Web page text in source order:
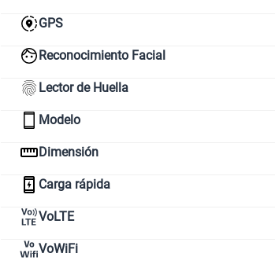
GPS
Reconocimiento Facial
Lector de Huella
Modelo
Dimensión
Carga rápida
VoLTE
VoWiFi